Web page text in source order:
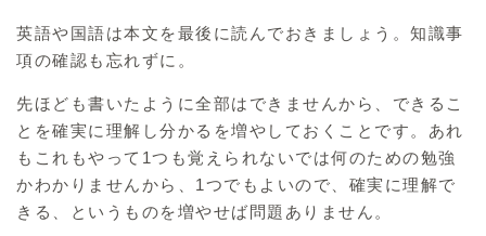
英語や国語は本文を最後に読んでおきましょう。知識事
項の確認も忘れずに。
先ほども書いたように全部はできませんから、できるこ
とを確実に理解し分かるを増やしておくことです。あれ
もこれもやって1つも覚えられないでは何のための勉強
かわかりませんから、1つでもよいので、確実に理解で
きる、というものを増やせば問題ありません。